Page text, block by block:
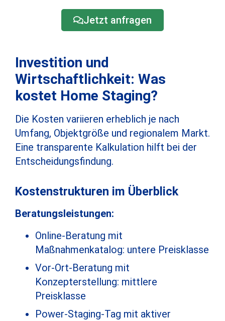
Jetzt anfragen
Investition und
Wirtschaftlichkeit: Was
kostet Home Staging?
Die Kosten variieren erheblich je nach
Umfang, Objektgröße und regionalem Markt.
Eine transparente Kalkulation hilft bei der
Entscheidungsfindung.
Kostenstrukturen im Überblick
Beratungsleistungen:
Online-Beratung mit
Maßnahmenkatalog: untere Preisklasse
Vor-Ort-Beratung mit
Konzepterstellung: mittlere
Preisklasse
Power-Staging-Tag mit aktiver